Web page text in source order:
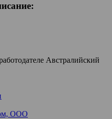
Австралийский
ООО